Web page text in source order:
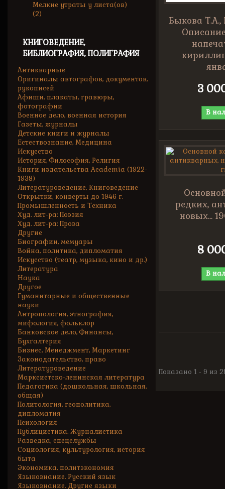
Мелкие утраты у листа(ов)
(2)
КНИГОВЕДЕНИЕ,
БИБЛИОГРАФИЯ, ПОЛИГРАФИЯ
Антикварные
Оригиналы автографов, документов,
рукописей
Афиши, плакаты, гравюры,
фотографии
Военное дело, военная история
Газеты, журналы
Детские книги и журналы
Естествознание, Медицина
Искусство
История, Философия, Религия
Книги издательства Academia (1922-
1938)
Литературоведение, Книговедение
Открытки, конверты до 1946 г.
Промышленность и Техника
Худ. лит-ра: Поэзия
Худ. лит-ра: Проза
Другие
Биографии, мемуары
Война, политика, дипломатия
Искусство (театр, музыка, кино и др.)
Литература
Наука
Другое
Гуманитарные и общественные
науки
Антропология, этнография,
мифология, фольклор
Банковское дело, Финансы,
Бухгалтерия
Бизнес, Менеджмент, Маркетинг
Законодательство, право
Литературоведение
Марксистско-ленинская литература
Педагогика (дошкольная, школьная,
общая)
Политология, геополитика,
дипломатия
Психология
Публицистика. Журналистика
Разведка, спецслужбы
Социология, культурология, история
быта
Экономика, политэкономия
Языкознание. Русский язык
Языкознание. Другие языки
Быкова
3
В
редких,
новых...
8
В
Показано 1 - 9 из